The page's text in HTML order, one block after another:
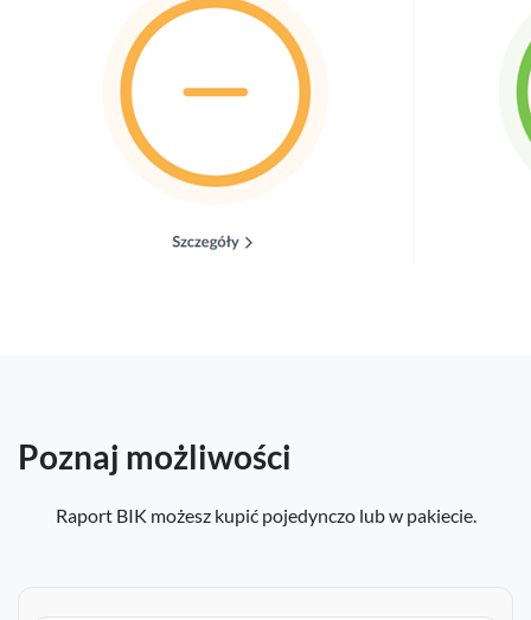
Poznaj możliwości
Raport BIK możesz kupić pojedynczo lub w pakiecie.